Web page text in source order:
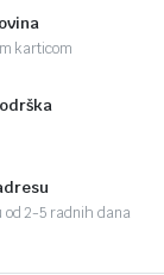
karticom
od 2-5 radnih dana